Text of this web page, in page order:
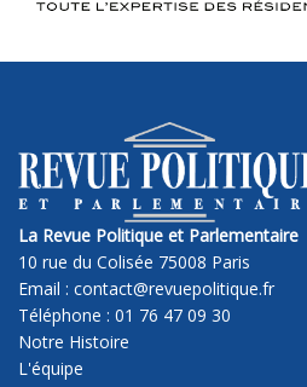
La Revue Politique et Parlementaire
10 rue du Colisée 75008 Paris
Email : contact@revuepolitique.fr
Téléphone : 01 76 47 09 30
Notre Histoire
L'équipe